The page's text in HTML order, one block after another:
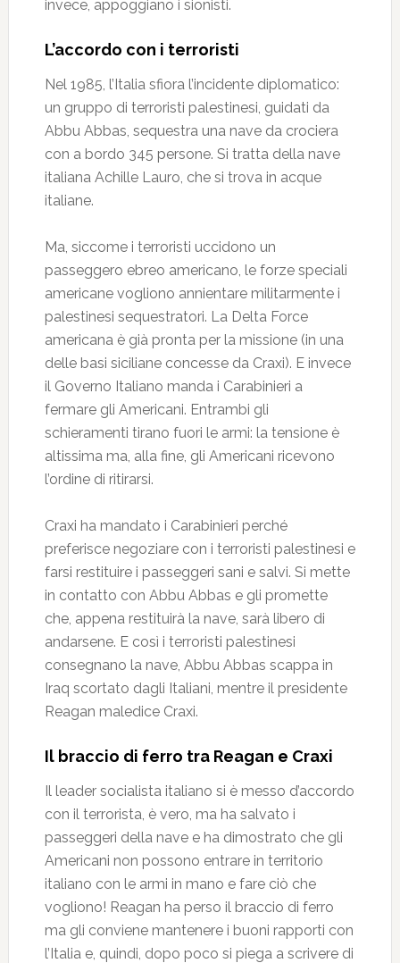
invece, appoggiano i sionisti.
L’accordo con i terroristi
Nel 1985, l’Italia sfiora l’incidente diplomatico:
un gruppo di terroristi palestinesi, guidati da
Abbu Abbas, sequestra una nave da crociera
con a bordo 345 persone. Si tratta della nave
italiana Achille Lauro, che si trova in acque
italiane.
Ma, siccome i terroristi uccidono un
passeggero ebreo americano, le forze speciali
americane vogliono annientare militarmente i
palestinesi sequestratori. La Delta Force
americana è già pronta per la missione (in una
delle basi siciliane concesse da Craxi). E invece
il Governo Italiano manda i Carabinieri a
fermare gli Americani. Entrambi gli
schieramenti tirano fuori le armi: la tensione è
altissima ma, alla fine, gli Americani ricevono
l’ordine di ritirarsi.
Craxi ha mandato i Carabinieri perché
preferisce negoziare con i terroristi palestinesi e
farsi restituire i passeggeri sani e salvi. Si mette
in contatto con Abbu Abbas e gli promette
che, appena restituirà la nave, sarà libero di
andarsene. E così i terroristi palestinesi
consegnano la nave, Abbu Abbas scappa in
Iraq scortato dagli Italiani, mentre il presidente
Reagan maledice Craxi.
Il braccio di ferro tra Reagan e Craxi
Il leader socialista italiano si è messo d’accordo
con il terrorista, è vero, ma ha salvato i
passeggeri della nave e ha dimostrato che gli
Americani non possono entrare in territorio
italiano con le armi in mano e fare ciò che
vogliono! Reagan ha perso il braccio di ferro
ma gli conviene mantenere i buoni rapporti con
l’Italia e, quindi, dopo poco si piega a scrivere di